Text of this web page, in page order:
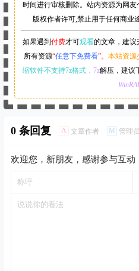
时间进行审核删除。站内资源为网
版权作者许可,禁止用于任何商业
如果遇到 付费才可观看的文章，建议
所有资源“任意下免费看”。 本站资源
缩软件不支持7z格式，7z解压，建议
0 条回复 A 文章作者 M 管理员
欢迎您，新朋友，感谢参与互动